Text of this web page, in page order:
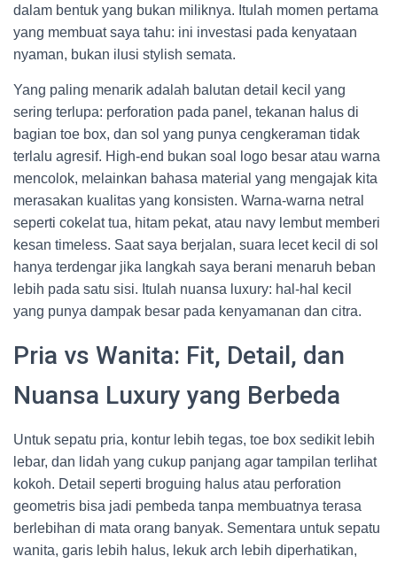
dalam bentuk yang bukan miliknya. Itulah momen pertama
yang membuat saya tahu: ini investasi pada kenyataan
nyaman, bukan ilusi stylish semata.
Yang paling menarik adalah balutan detail kecil yang
sering terlupa: perforation pada panel, tekanan halus di
bagian toe box, dan sol yang punya cengkeraman tidak
terlalu agresif. High-end bukan soal logo besar atau warna
mencolok, melainkan bahasa material yang mengajak kita
merasakan kualitas yang konsisten. Warna-warna netral
seperti cokelat tua, hitam pekat, atau navy lembut memberi
kesan timeless. Saat saya berjalan, suara lecet kecil di sol
hanya terdengar jika langkah saya berani menaruh beban
lebih pada satu sisi. Itulah nuansa luxury: hal-hal kecil
yang punya dampak besar pada kenyamanan dan citra.
Pria vs Wanita: Fit, Detail, dan
Nuansa Luxury yang Berbeda
Untuk sepatu pria, kontur lebih tegas, toe box sedikit lebih
lebar, dan lidah yang cukup panjang agar tampilan terlihat
kokoh. Detail seperti broguing halus atau perforation
geometris bisa jadi pembeda tanpa membuatnya terasa
berlebihan di mata orang banyak. Sementara untuk sepatu
wanita, garis lebih halus, lekuk arch lebih diperhatikan,